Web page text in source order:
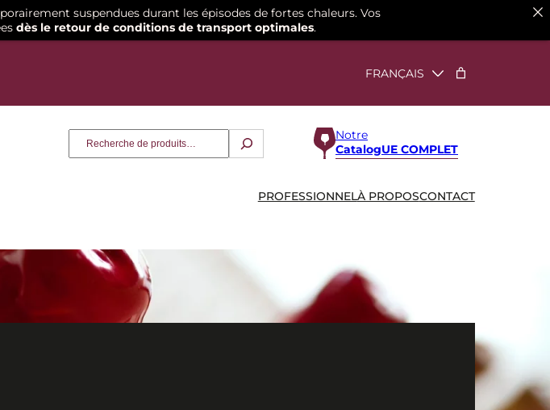
Notre
CatalogUE COMPLET
PROFESSIONNELÀ PROPOSCONTACT
suspendues durant les épisodes de fortes chaleurs. Vos
dès le retour de conditions de transport optimales.